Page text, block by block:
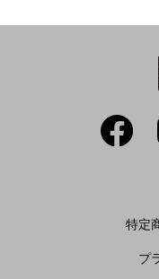
特定
プ